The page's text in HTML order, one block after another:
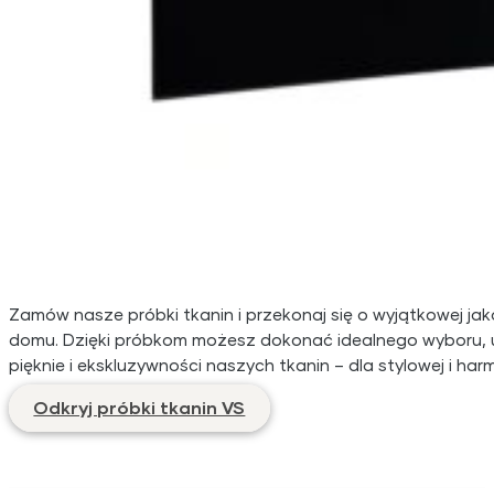
Zamów nasze próbki tkanin i przekonaj się o wyjątkowej
domu. Dzięki próbkom możesz dokonać idealnego
pięknie i ekskluzywności naszych tkanin – dla stylowej i
Odkryj próbki tkanin VS